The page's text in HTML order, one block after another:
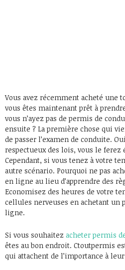
Vous avez récemment acheté une
vous êtes maintenant prêt à
vous n’ayez pas de permis de
ensuite ? La première chose qui
de passer l’examen de conduite.
respectueux des lois, vous le ferez
Cependant, si vous tenez à votre
autre scénario. Pourquoi ne pas
en ligne au lieu d’apprendre des
Economisez des heures de votre
cellules nerveuses en achetant un
ligne.
Si vous souhaitez acheter permis
êtes au bon endroit. Ctoutpermis
qui attachent de l’importance à